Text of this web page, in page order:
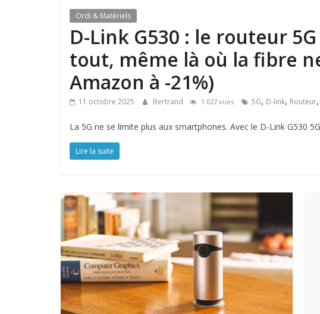
Ordi & Matériels
D-Link G530 : le routeur
tout, même là où la fibre
Amazon à -21%)
11 octobre 2025 Bertrand 1 027 vues 5G, D-link, Routeur,
La 5G ne se limite plus aux smartphones. Avec le D-Link G530
Lire la suite